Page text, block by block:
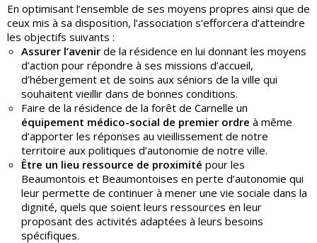
En optimisant l’ensemble de ses moyens propres ainsi que de
ceux mis à sa disposition, l’association s’efforcera d’atteindre
les objectifs suivants :
Assurer l’avenir de la résidence en lui donnant les moyens
d’action pour répondre à ses missions d’accueil,
d’hébergement et de soins aux séniors de la ville qui
souhaitent vieillir dans de bonnes conditions.
Faire de la résidence de la forêt de Carnelle un
équipement médico-social de premier ordre à même
d’apporter les réponses au vieillissement de notre
territoire aux politiques d’autonomie de notre ville.
Être un lieu ressource de proximité pour les
Beaumontois et Beaumontoises en perte d’autonomie qui
leur permette de continuer à mener une vie sociale dans la
dignité, quels que soient leurs ressources en leur
proposant des activités adaptées à leurs besoins
spécifiques.